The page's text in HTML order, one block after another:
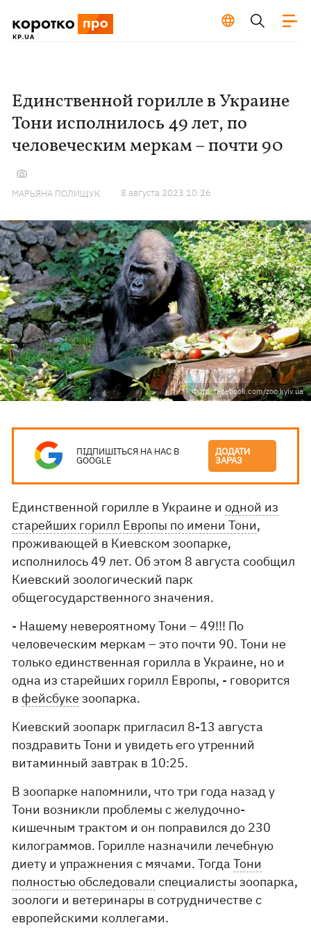
Единственной горилле в Украине
Тони исполнилось 49 лет, по
человеческим меркам – почти 90
МАРЬЯНА ПОЛИЩУК 8 августа 2023 10:26
Фото: facebook.com/zoo.kyiv.ua
ПІДПИШІТЬСЯ НА НАС В
GOOGLE
ДОДАТИ
ЗАРАЗ
Единственной горилле в Украине иодной из
старейших горилл Европы по имени Тони,
проживающей в Киевском зоопарке,
исполнилось 49 лет. Об этом 8 августа сообщил
Киевский зоологический парк
общегосударственного значения.
- Нашему невероятному Тони – 49!!! По
человеческим меркам – это почти 90. Тони не
только единственная горилла в Украине, но и
одна из старейших горилл Европы, - говорится
в фейсбуке зоопарка.
Киевский зоопарк пригласил 8-13 августа
поздравить Тони и увидеть его утренний
витаминный завтрак в 10:25.
В зоопарке напомнили, что три года назад у
Тони возникли проблемы с желудочно-
кишечным трактом и он поправился до 230
килограммов. Горилле назначили лечебную
диету и упражнения с мячами. ТогдаТони
полностью обследовали специалисты зоопарка,
зоологи и ветеринары в сотрудничестве с
европейскими коллегами.